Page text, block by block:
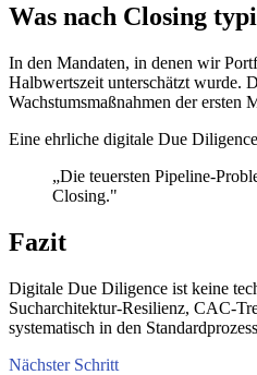
Was nach Closing
In den Mandaten, in denen wir
Halbwertszeit unterschätzt wurde.
Wachstumsmaßnahmen der ersten
Eine ehrliche digitale Due
„Die teuersten Pipeline-
Closing."
Fazit
Digitale Due Diligence ist keine
Sucharchitektur-Resilienz, CAC-
systematisch in den
Nächster Schritt